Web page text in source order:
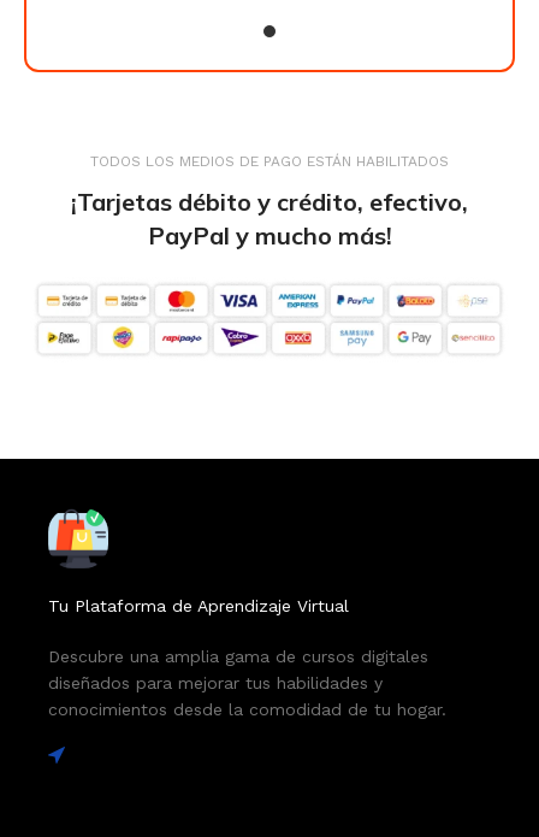
TODOS LOS MEDIOS DE PAGO ESTÁN HABILITADOS
¡Tarjetas débito y crédito, efectivo,
PayPal y mucho más!
Tu Plataforma de Aprendizaje Virtual
Descubre una amplia gama de cursos digitales
diseñados para mejorar tus habilidades y
conocimientos desde la comodidad de tu hogar.